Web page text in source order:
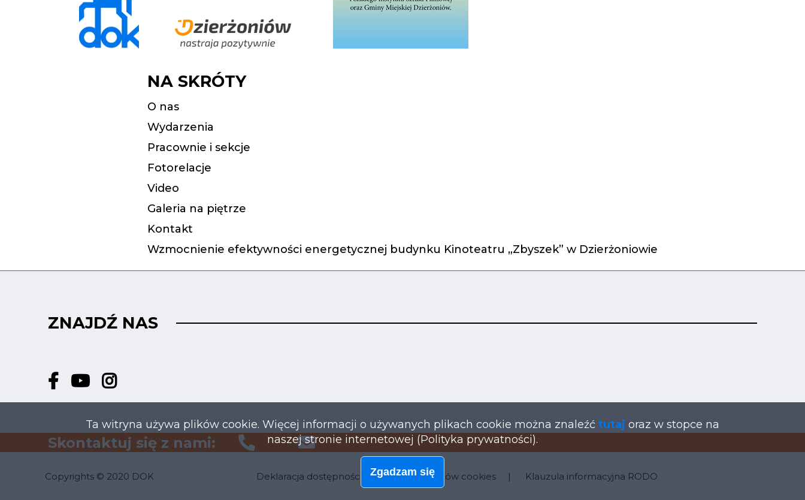
NA SKRÓTY
O nas
Wydarzenia
Pracownie i sekcje
Fotorelacje
Video
Galeria na piętrze
Kontakt
Wzmocnienie efektywności energetycznej budynku Kinoteatru „Zbyszek” w Dzierżoniowie
ZNAJDŹ NAS
Skontaktuj się z nami:
Copyrights © 2020 DOK Deklaracja dostępności Polityka plików cookies Klauzula informacyjna RODO
Ta witryna używa plików cookie. Więcej informacji o używanych plikach cookie można znaleźć tutaj oraz w stopce na
naszej stronie internetowej (Polityka prywatności).
Zgadzam się